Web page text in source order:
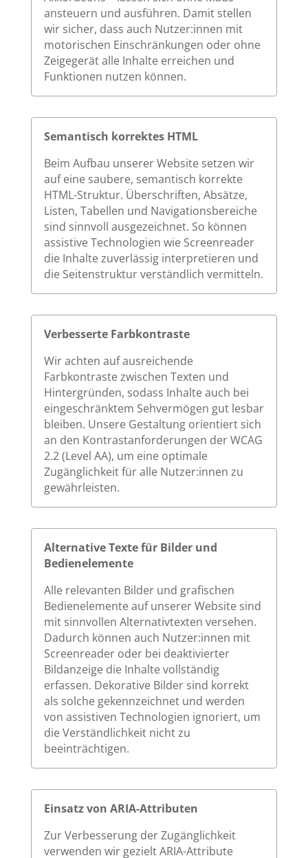
ansteuern und ausführen. Damit stellen
wir sicher, dass auch Nutzer:innen mit
motorischen Einschränkungen oder ohne
Zeigegerät alle Inhalte erreichen und
Funktionen nutzen können.
Semantisch korrektes HTML
Beim Aufbau unserer Website setzen wir
auf eine saubere, semantisch korrekte
HTML-Struktur. Überschriften, Absätze,
Listen, Tabellen und Navigationsbereiche
sind sinnvoll ausgezeichnet. So können
assistive Technologien wie Screenreader
die Inhalte zuverlässig interpretieren und
die Seitenstruktur verständlich vermitteln.
Verbesserte Farbkontraste
Wir achten auf ausreichende
Farbkontraste zwischen Texten und
Hintergründen, sodass Inhalte auch bei
eingeschränktem Sehvermögen gut lesbar
bleiben. Unsere Gestaltung orientiert sich
an den Kontrastanforderungen der WCAG
2.2 (Level AA), um eine optimale
Zugänglichkeit für alle Nutzer:innen zu
gewährleisten.
Alternative Texte für Bilder und
Bedienelemente
Alle relevanten Bilder und grafischen
Bedienelemente auf unserer Website sind
mit sinnvollen Alternativtexten versehen.
Dadurch können auch Nutzer:innen mit
Screenreader oder bei deaktivierter
Bildanzeige die Inhalte vollständig
erfassen. Dekorative Bilder sind korrekt
als solche gekennzeichnet und werden
von assistiven Technologien ignoriert, um
die Verständlichkeit nicht zu
beeinträchtigen.
Einsatz von ARIA-Attributen
Zur Verbesserung der Zugänglichkeit
verwenden wir gezielt ARIA-Attribute